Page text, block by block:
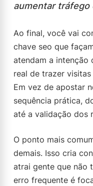
aumentar tráfego
Ao final, você vai
chave seo que
atendam a intenção
real de trazer
Em vez de apostar
sequência prática,
até a validação dos
O ponto mais
demais. Isso cria
atrai gente que não
erro frequente é